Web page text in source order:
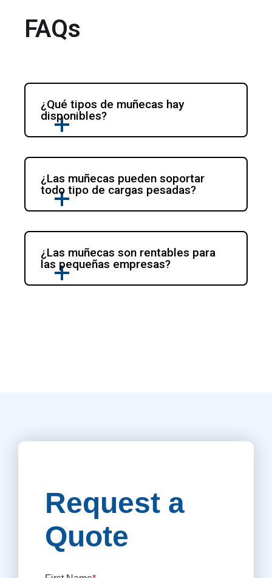
FAQs
¿Qué tipos de muñecas hay
disponibles?
¿Las muñecas pueden soportar
todo tipo de cargas pesadas?
¿Las muñecas son rentables para
las pequeñas empresas?